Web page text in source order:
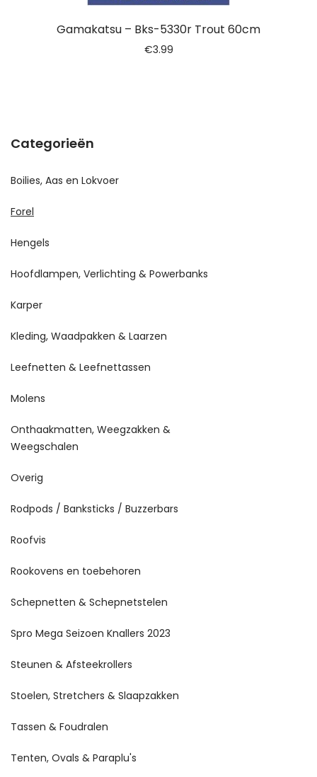
Gamakatsu – Bks-5330r Trout 60cm
€3.99
Categorieën
Boilies, Aas en Lokvoer
Forel
Hengels
Hoofdlampen, Verlichting & Powerbanks
Karper
Kleding, Waadpakken & Laarzen
Leefnetten & Leefnettassen
Molens
Onthaakmatten, Weegzakken &
Weegschalen
Overig
Rodpods / Banksticks / Buzzerbars
Roofvis
Rookovens en toebehoren
Schepnetten & Schepnetstelen
Spro Mega Seizoen Knallers 2023
Steunen & Afsteekrollers
Stoelen, Stretchers & Slaapzakken
Tassen & Foudralen
Tenten, Ovals & Paraplu's